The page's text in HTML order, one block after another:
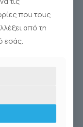
που τους
από τη
εσάς.